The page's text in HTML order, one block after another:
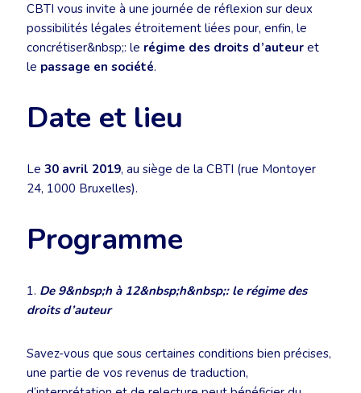
CBTI vous invite à une journée de réflexion sur deux
possibilités légales étroitement liées pour, enfin, le
concrétiser&nbsp;: le régime des droits d’auteur et
le passage en société.
Date et lieu
Le 30 avril 2019, au siège de la CBTI (rue Montoyer
24, 1000 Bruxelles).
Programme
1. De 9&nbsp;h à 12&nbsp;h&nbsp;: le régime des
droits d’auteur
Savez-vous que sous certaines conditions bien précises,
une partie de vos revenus de traduction,